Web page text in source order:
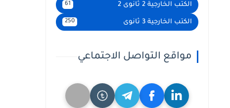
الكتب الخارجية 2 ثانوى 2 61
الكتب الخارجية 3 ثانوى 250
مواقع التواصل الاجتماعي